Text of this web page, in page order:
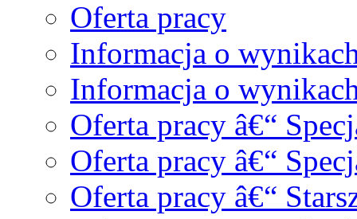
Oferta pracy
Informacja o
Informacja o
Oferta pracy â€“
Oferta pracy â€“
Oferta pracy â€“